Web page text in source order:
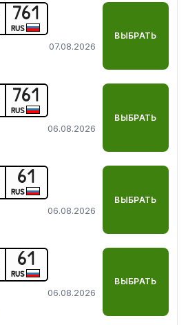
761
RUS
07.08.2026
ВЫБРАТЬ
761
RUS
06.08.2026
ВЫБРАТЬ
61
RUS
06.08.2026
ВЫБРАТЬ
61
RUS
06.08.2026
ВЫБРАТЬ